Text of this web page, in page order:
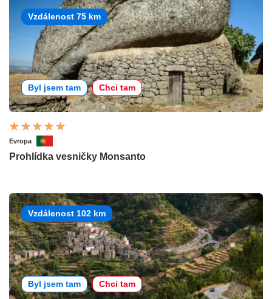
Vzdálenost 75 km
Byl jsem tam Chci tam
Evropa
Prohlídka vesničky Monsanto
Vzdálenost 102 km
Byl jsem tam Chci tam